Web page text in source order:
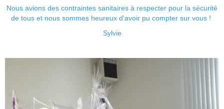
Nous avions des contraintes sanitaires à respecter pour la sécurité
de tous et nous sommes heureux d'avoir pu compter sur vous !
Sylvie